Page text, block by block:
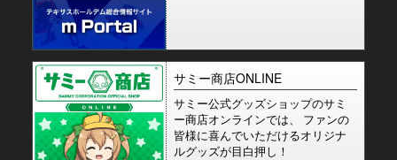
サミー商店ONLINE
サミー公式グッズショップのサミ
ー商店オンラインでは、 ファンの
皆様に喜んでいただけるオリジナ
ルグッズが目白押し！